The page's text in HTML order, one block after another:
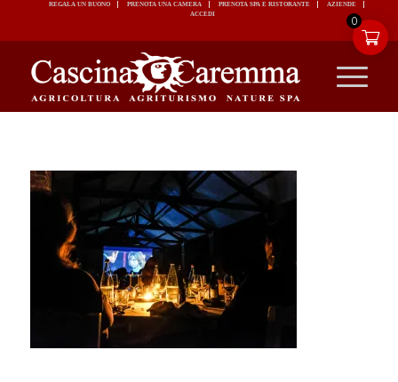
0
REGALA UN BUONO PRENOTA UNA CAMERA PRENOTA SPA E RISTORANTE